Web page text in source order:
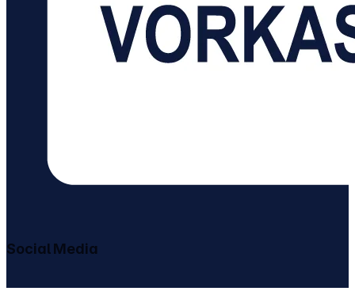
Social Media